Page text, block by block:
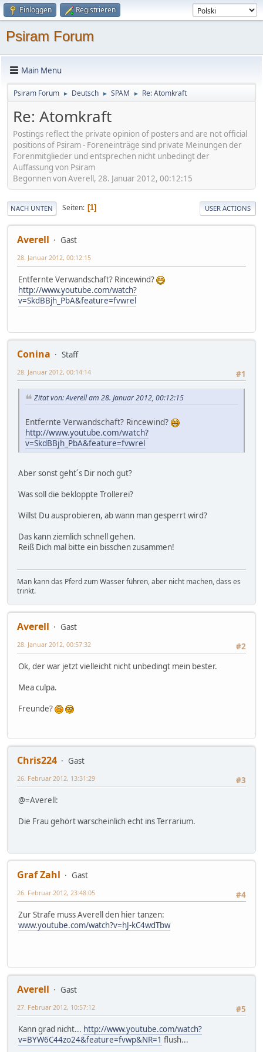
Einloggen Registrieren
Psiram Forum
Main Menu
Psiram Forum ► Deutsch ► SPAM ► Re: Atomkraft
Re: Atomkraft
Postings reflect the private opinion of posters and are not official
positions of Psiram - Foreneinträge sind private Meinungen der
Forenmitglieder und entsprechen nicht unbedingt der
Auffassung von Psiram
Begonnen von Averell, 28. Januar 2012, 00:12:15
NACH UNTEN Seiten 1 USER ACTIONS
Averell Gast
28. Januar 2012, 00:12:15
Entfernte Verwandschaft? Rincewind?
http://www.youtube.com/watch?
v=SkdBBjh_PbA&feature=fvwrel
Conina
Staff
#1
28. Januar 2012, 00:14:14
Zitat von: Averell am 28. Januar 2012, 00:12:15
Entfernte Verwandschaft? Rincewind?
http://www.youtube.com/watch?
v=SkdBBjh_PbA&feature=fvwrel
Aber sonst geht´s Dir noch gut?
Was soll die bekloppte Trollerei?
Willst Du ausprobieren, ab wann man gesperrt wird?
Das kann ziemlich schnell gehen.
Reiß Dich mal bitte ein bisschen zusammen!
Man kann das Pferd zum Wasser führen, aber nicht machen, dass es
trinkt.
Averell
Gast
#2
28. Januar 2012, 00:57:32
Ok, der war jetzt vielleicht nicht unbedingt mein bester.
Mea culpa.
Freunde?
Chris224
Gast
#3
26. Februar 2012, 13:31:29
@=Averell:
Die Frau gehört warscheinlich echt ins Terrarium.
Graf Zahl
Gast
#4
26. Februar 2012, 23:48:05
Zur Strafe muss Averell den hier tanzen:
www.youtube.com/watch?v=hJ-kC4wdTbw
Averell
Gast
#5
27. Februar 2012, 10:57:12
Kann grad nicht... http://www.youtube.com/watch?
v=BYW6C44zo24&feature=fvwp&NR=1 flush...